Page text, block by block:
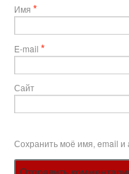
Имя *
E-mail *
Сайт
Сохранить моё имя, email и